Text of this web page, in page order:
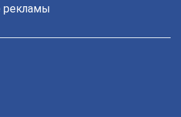
рекламы